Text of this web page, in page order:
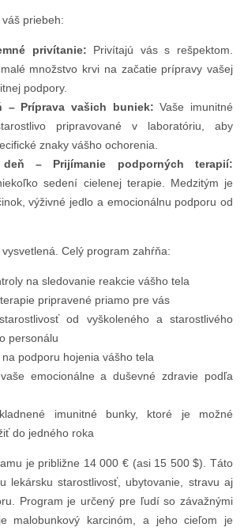
priebeh:
privítanie: Privítajú vás s rešpektom.
množstvo krvi na začatie prípravy vašej
podpory.
– Príprava vašich buniek: Vaše imunitné
pripravované v laboratóriu, aby
znaky vášho ochorenia.
– Prijímanie podporných terapií:
sedení cielenej terapie. Medzitým je
výživné jedlo a emocionálnu podporu od
Celý program zahŕňa:
na sledovanie reakcie vášho tela
pripravené priamo pre vás
od vyškoleného a starostlivého
personálu
podporu hojenia vášho tela
emocionálne a duševné zdravie podľa
imunitné bunky, ktoré je možné
do jedného roka
je približne 14 000 € (asi 15 500 $). Táto
lekársku starostlivosť, ubytovanie, stravu aj
Program je určený pre ľudí so závažnými
malobunkový karcinóm, a jeho cieľom je